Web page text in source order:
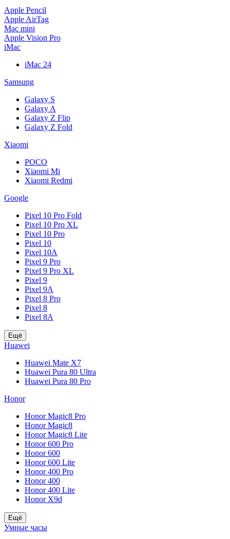
Apple Pencil
Apple AirTag
Mac mini
Apple Vision Pro
iMac
iMac 24
Samsung
Galaxy S
Galaxy A
Galaxy Z Flip
Galaxy Z Fold
Xiaomi
POCO
Xiaomi Mi
Xiaomi Redmi
Google
Pixel 10 Pro Fold
Pixel 10 Pro XL
Pixel 10 Pro
Pixel 10
Pixel 10A
Pixel 9 Pro
Pixel 9 Pro XL
Pixel 9
Pixel 9A
Pixel 8 Pro
Pixel 8
Pixel 8A
Ещё
Huawei
Huawei Mate X7
Huawei Pura 80 Ultra
Huawei Pura 80 Pro
Honor
Honor Magic8 Pro
Honor Magic8
Honor Magic8 Lite
Honor 600 Pro
Honor 600
Honor 600 Lite
Honor 400 Pro
Honor 400
Honor 400 Lite
Honor X9d
Ещё
Умные часы